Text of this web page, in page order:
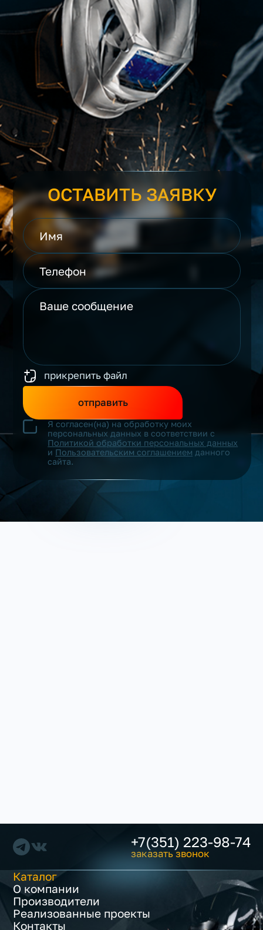
ОСТАВИТЬ ЗАЯВКУ
прикрепить файл
отправить
Я согласен(на) на обработку моих
персональных данных в соответствии с
Политикой обработки персональных данных
и Пользовательским соглашением данного
сайта.
+7(351) 223-98-74
заказать звонок
Каталог
О компании
Производители
Реализованные проекты
Контакты